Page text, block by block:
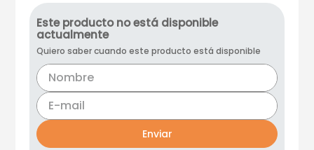
Este producto no está disponible
actualmente
Quiero saber cuando este producto está disponible
Enviar